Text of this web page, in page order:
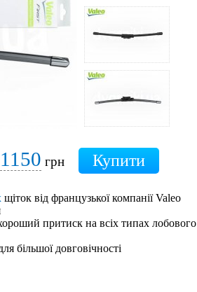
1150 грн
щіток від французької компанії Valeo
притиск на всіх типах лобового
більшої довговічності